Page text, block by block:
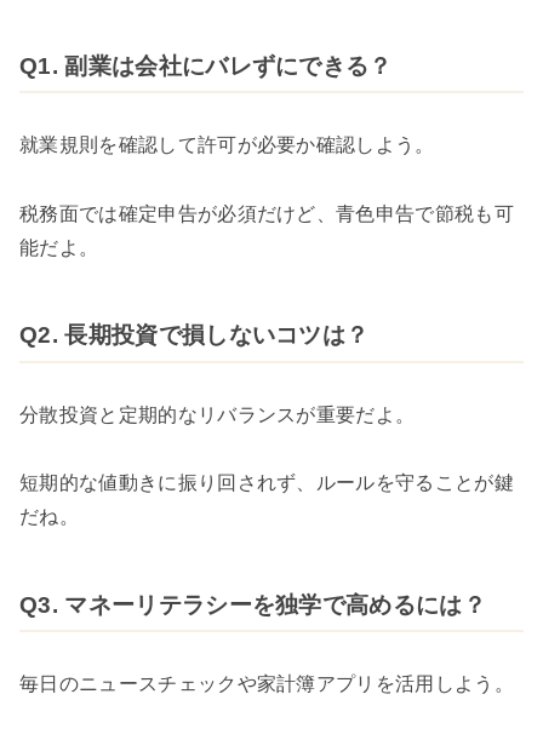
Q1. 副業は会社にバレずにできる？
就業規則を確認して許可が必要か確認しよう。
税務面では確定申告が必須だけど、青色申告で節税も可
能だよ。
Q2. 長期投資で損しないコツは？
分散投資と定期的なリバランスが重要だよ。
短期的な値動きに振り回されず、ルールを守ることが鍵
だね。
Q3. マネーリテラシーを独学で高めるには？
毎日のニュースチェックや家計簿アプリを活用しよう。